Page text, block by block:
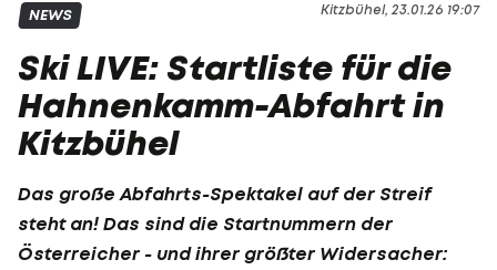
Kitzbühel, 23.01.26 19:07
NEWS
Ski LIVE: Startliste für die
Hahnenkamm-Abfahrt in
Kitzbühel
Das große Abfahrts-Spektakel auf der Streif
steht an! Das sind die Startnummern der
Österreicher - und ihrer größter Widersacher: